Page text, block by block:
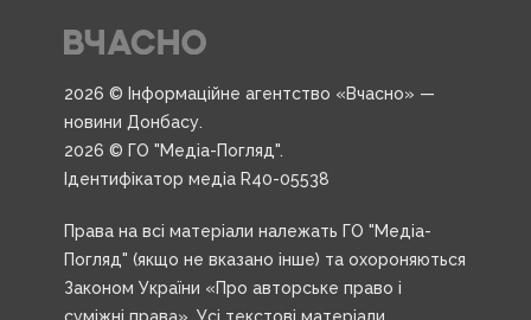
2026 © Інформаційне агентство «Вчасно» —
новини Донбасу.
2026 © ГО "Медіа-Погляд".
Ідентифікатор медіа R40-05538
Права на всі матеріали належать ГО "Медіа-
Погляд" (якщо не вказано інше) та охороняються
Законом України «Про авторське право і
суміжні права». Усі текстові матеріали